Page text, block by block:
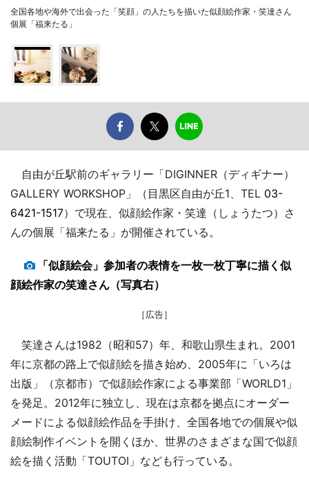
全国各地や海外で出会った「笑顔」の人たちを描いた似顔絵作家・笑達さん
個展「福来たる」
自由が丘駅前のギャラリー「DIGINNER（ディギナー）
GALLERY WORKSHOP」（目黒区自由が丘1、TEL 03-
6421-1517）で現在、似顔絵作家・笑達（しょうたつ）さ
んの個展「福来たる」が開催されている。
「似顔絵会」参加者の表情を一枚一枚丁寧に描く似
顔絵作家の笑達さん（写真右）
［広告］
笑達さんは1982（昭和57）年、和歌山県生まれ。2001
年に京都の路上で似顔絵を描き始め、2005年に「いろは
出版」（京都市）で似顔絵作家による事業部「WORLD1」
を発足。2012年に独立し、現在は京都を拠点にオーダー
メードによる似顔絵作品を手掛け、全国各地での個展や似
顔絵制作イベントを開くほか、世界のさまざまな国で似顔
絵を描く活動「TOUTOI」なども行っている。